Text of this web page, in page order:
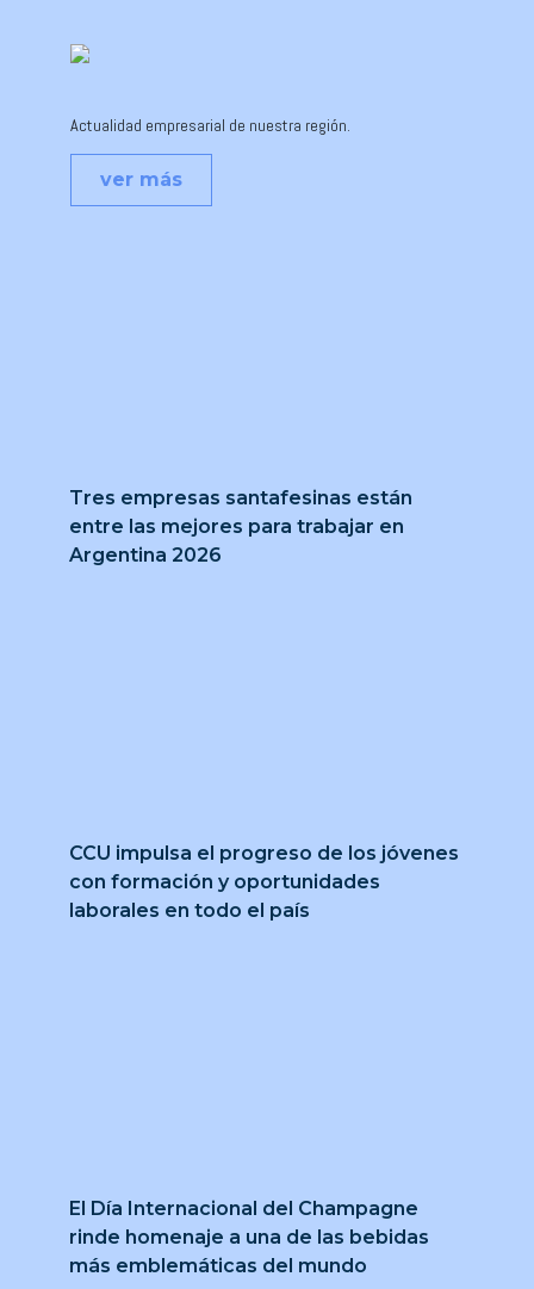
Tres empresas santafesinas están
entre las mejores para trabajar en
Argentina 2026
CCU impulsa el progreso de los jóvenes
con formación y oportunidades
laborales en todo el país
El Día Internacional del Champagne
rinde homenaje a una de las bebidas
más emblemáticas del mundo
Actualidad empresarial de nuestra región.
ver más